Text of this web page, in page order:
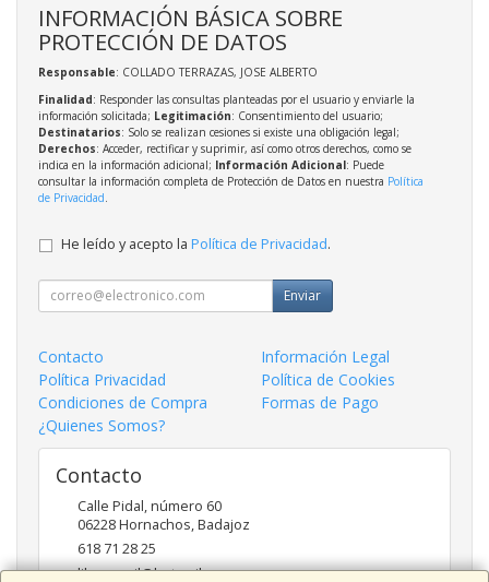
INFORMACIÓN BÁSICA SOBRE
PROTECCIÓN DE DATOS
Responsable: COLLADO TERRAZAS, JOSE ALBERTO
Finalidad: Responder las consultas planteadas por el usuario y enviarle la
información solicitada; Legitimación: Consentimiento del usuario;
Destinatarios: Solo se realizan cesiones si existe una obligación legal;
Derechos: Acceder, rectificar y suprimir, así como otros derechos, como se
indica en la información adicional; Información Adicional: Puede
consultar la información completa de Protección de Datos en nuestra Política
de Privacidad
He leído y acepto la Política de Privacidad.
Enviar
Contacto
Información Legal
Política Privacidad
Política de Cookies
Condiciones de Compra
Formas de Pago
¿Quienes Somos?
Contacto
Calle Pidal, número 60
06228Hornachos,Badajoz
618 71 28 25
libermovil@hotmail.com